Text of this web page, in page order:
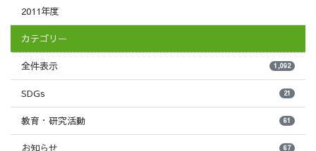
2011年度
カテゴリー
全件表示 1,092
SDGs 21
教育・研究活動 61
お知らせ 67